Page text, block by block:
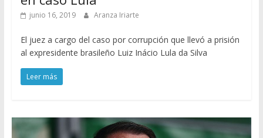
junio 16, 2019 Aranza Iriarte
El juez a cargo del caso por corrupción que llevó a prisión
al expresidente brasileño Luiz Inácio Lula da Silva
Leer más